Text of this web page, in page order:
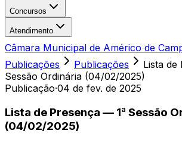
Concursos
Atendimento
Câmara Municipal de Américo de
Publicações
Publicações
Lista de
Sessão Ordinária (04/02/2025)
Publicação·04 de fev. de 2025
Lista de Presença — 1ª Sessão
(04/02/2025)